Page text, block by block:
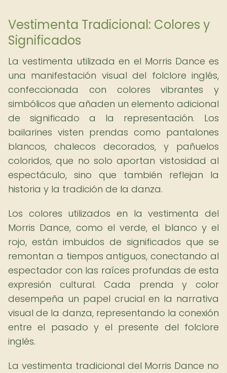
Vestimenta Tradicional: Colores y
Significados
La vestimenta utilizada en el Morris Dance es
una manifestación visual del folclore inglés,
confeccionada con colores vibrantes y
simbólicos que añaden un elemento adicional
de significado a la representación. Los
bailarines visten prendas como pantalones
blancos, chalecos decorados, y pañuelos
coloridos, que no solo aportan vistosidad al
espectáculo, sino que también reflejan la
historia y la tradición de la danza.
Los colores utilizados en la vestimenta del
Morris Dance, como el verde, el blanco y el
rojo, están imbuidos de significados que se
remontan a tiempos antiguos, conectando al
espectador con las raíces profundas de esta
expresión cultural. Cada prenda y color
desempeña un papel crucial en la narrativa
visual de la danza, representando la conexión
entre el pasado y el presente del folclore
inglés.
La vestimenta tradicional del Morris Dance no